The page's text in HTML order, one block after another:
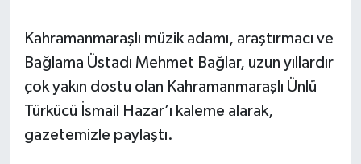
Kahramanmaraşlı müzik adamı, araştırmacı ve
Bağlama Üstadı Mehmet Bağlar, uzun yıllardır
çok yakın dostu olan Kahramanmaraşlı Ünlü
Türkücü İsmail Hazar’ı kaleme alarak,
gazetemizle paylaştı.